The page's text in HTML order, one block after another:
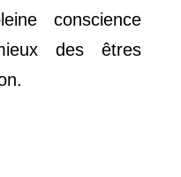
conscience
des êtres